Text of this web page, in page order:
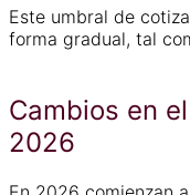
Este umbral de
forma gradual, tal
Cambios en
2026